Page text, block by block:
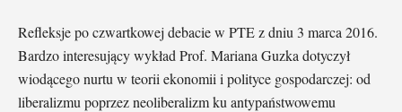
Refleksje po czwartkowej debacie w PTE z dniu 3 marca 2016.
Bardzo interesujący wykład Prof. Mariana Guzka dotyczył
wiodącego nurtu w teorii ekonomii i polityce gospodarczej: od
liberalizmu poprzez neoliberalizm ku antypaństwowemu